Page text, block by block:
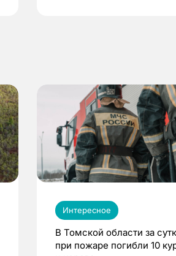
Интересное
В Томской области за
при пожаре погибли 10